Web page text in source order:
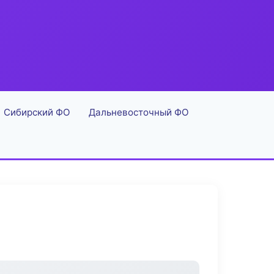
Сибирский ФО Дальневосточный ФО